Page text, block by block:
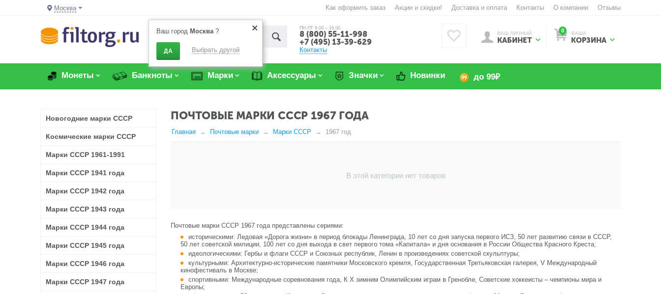
Москва
Ваш город Москва?
ДА Выбрать другой
Как оформить заказ Акции и скидки! Доставка и оплата Контакты О компании Отзывы
ПН-ПТ 8.00 – 16.00
8 (800) 55-11-998
+7 (495) 13-39-629
Контакты
0 ВАША
КОРЗИНА
ВАШ ЛИЧНЫЙ
КАБИНЕТ
Монеты Банкноты Марки Аксессуары Значки Новинки до 99₽
ПОЧТОВЫЕ МАРКИ СССР 1967 ГОДА
Главная Почтовые марки Марки СССР 1967 год
В этой категории нет товаров
Почтовые марки СССР 1967 года представлены сериями:
историческими: Ледовая «Дорога жизни» в период блокады Ленинграда, 10 лет со дня запуска первого ИСЗ, 50 лет развитию связи в СССР,
50 лет советской милиции, 100 лет со дня выхода в свет первого тома «Капитала» и дня основания в России Общества Красного Креста;
идеологическими: Гербы и флаги СССР и Союзных республик, Ленин в произведениях советской скульптуры;
культурными: Архитектурно-исторические памятники Московского кремля, Государственная Третьяковская галерея, V Международный
кинофестиваль в Москве;
спортивными: Международные соревнования года, К Х зимним Олимпийским играм в Гренобле, Советские хоккеисты – чемпионы мира и
Европы;
Новогодние марки СССР
Космические марки СССР
Марки СССР 1961-1991
Марки СССР 1941 года
Марки СССР 1942 года
Марки СССР 1943 года
Марки СССР 1944 года
Марки СССР 1945 года
Марки СССР 1946 года
Марки СССР 1947 года